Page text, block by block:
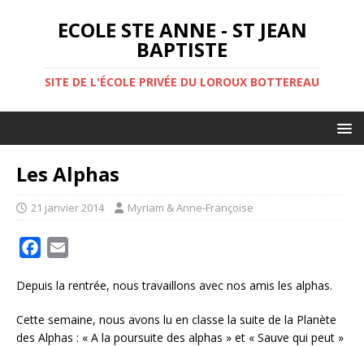
ECOLE STE ANNE - ST JEAN
BAPTISTE
SITE DE L'ÉCOLE PRIVÉE DU LOROUX BOTTEREAU
Les Alphas
21 janvier 2014 Myriam & Anne-Françoise
c
b
a
l
Depuis la rentrée, nous travaillons avec nos amis les alphas.
Cette semaine, nous avons lu en classe la suite de la Planète
des Alphas : « A la poursuite des alphas » et « Sauve qui peut »